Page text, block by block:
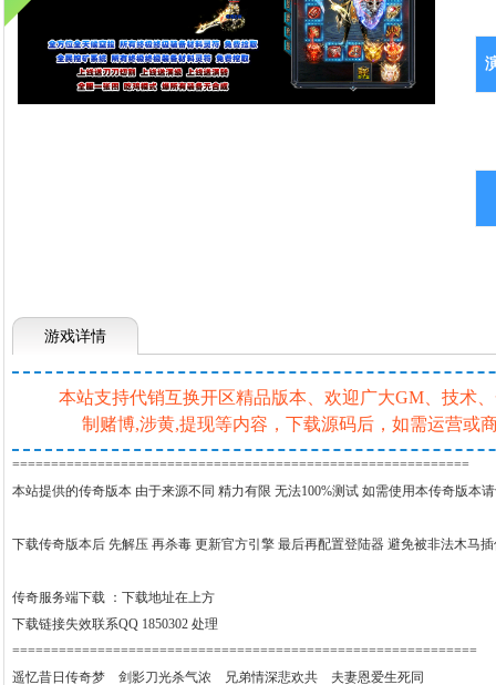
游戏详情
本站支持代销互换开区精品版本、欢迎广大GM、技术
制赌博,涉黄,提现等内容，下载源码后，如需运营或
===========================================================
本站提供的传奇版本 由于来源不同 精力有限 无法100%测试 如需使用本传奇版本
下载传奇版本后 先解压 再杀毒 更新官方引擎 最后再配置登陆器 避免被非法木马
传奇服务端下载 ：下载地址在上方
下载链接失效联系QQ 1850302 处理
============================================================
遥忆昔日传奇梦 剑影刀光杀气浓 兄弟情深悲欢共 夫妻恩爱生死同